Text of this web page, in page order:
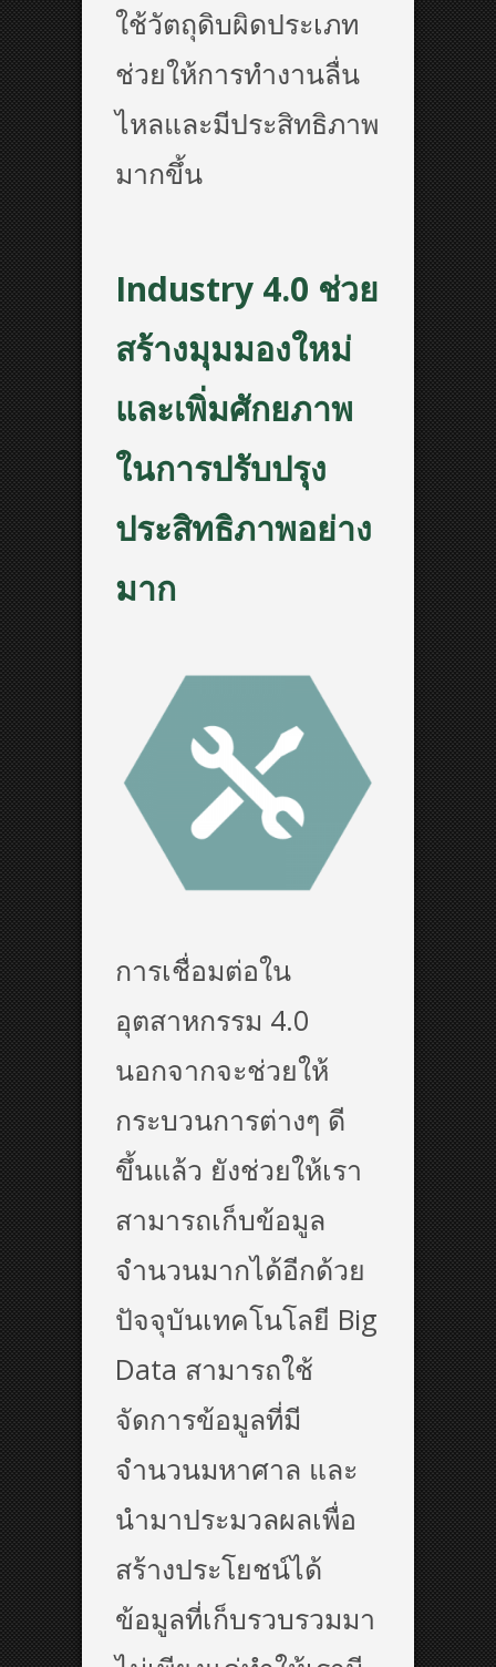
ใช้วัตถุดิบผิดประเภท
ช่วยให้การทำงานลื่น
ไหลและมีประสิทธิภาพ
มากขึ้น
Industry 4.0 ช่วย
สร้างมุมมองใหม่
และเพิ่มศักยภาพ
ในการปรับปรุง
ประสิทธิภาพอย่าง
มาก
การเชื่อมต่อใน
อุตสาหกรรม 4.0
นอกจากจะช่วยให้
กระบวนการต่างๆ ดี
ขึ้นแล้ว ยังช่วยให้เรา
สามารถเก็บข้อมูล
จำนวนมากได้อีกด้วย
ปัจจุบันเทคโนโลยี Big
Data สามารถใช้
จัดการข้อมูลที่มี
จำนวนมหาศาล และ
นำมาประมวลผลเพื่อ
สร้างประโยชน์ได้
ข้อมูลที่เก็บรวบรวมมา